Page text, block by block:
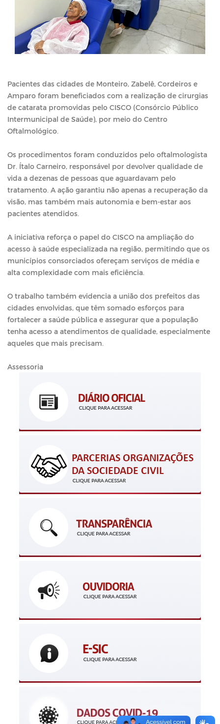
Pacientes das cidades de Monteiro, Zabelê, Cordeiros e
Amparo foram beneficiados com a realização de cirurgias
de catarata promovidas pelo CISCO (Consórcio Público
Intermunicipal de Saúde), por meio do Centro
Oftalmológico.
Os procedimentos foram conduzidos pelo oftalmologista
Dr. Ítalo Carneiro, responsável por devolver qualidade de
vida a dezenas de pessoas que aguardavam pelo
tratamento. A ação garantiu não apenas a recuperação da
visão, mas também mais autonomia e bem-estar aos
pacientes atendidos.
A iniciativa reforça o papel do CISCO na ampliação do
acesso à saúde especializada na região, permitindo que os
municípios consorciados ofereçam serviços de média e
alta complexidade com mais eficiência.
O trabalho também evidencia a união dos prefeitos das
cidades envolvidas, que têm somado esforços para
fortalecer a saúde pública e assegurar que a população
tenha acesso a atendimentos de qualidade, especialmente
aqueles que mais precisam.
Assessoria